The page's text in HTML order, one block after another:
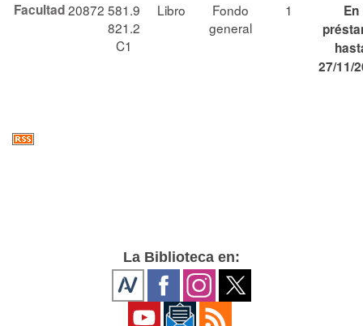
Facultad20872 581.9
821.2
C1
Libro
Fondo
general
1
En
27/11/
La Biblioteca en: